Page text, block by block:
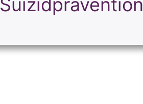
Suizidprävention